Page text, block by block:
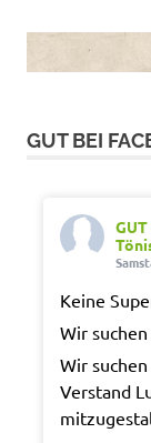
GUT BEI
Keine
Wir
Wir
Verstand